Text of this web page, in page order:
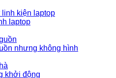
linh kiện laptop
laptop
nhưng không hình
khởi động